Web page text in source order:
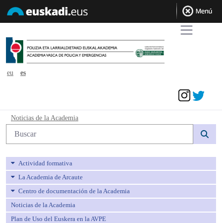
eu
es
Noticias de la Academia - avpe
Noticias de la Academia
Búsqueda web
Actividad formativa
La Academia de Arcaute
Centro de documentación de la Academia
Noticias de la Academia
Plan de Uso del Euskera en la AVPE